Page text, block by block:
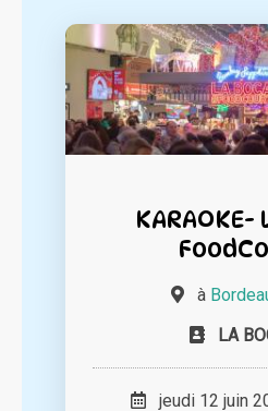
KARAOKE-
à
LA
jeudi 12 juin